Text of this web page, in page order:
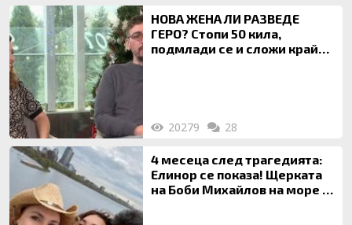
НОВА ЖЕНА ЛИ РАЗВЕДЕ
ГЕРО? Стопи 50 кила,
подмлади се и сложи край
20279 28
4 месеца след трагедията:
Елинор се показа! Щерката
на Боби Михайлов на море с